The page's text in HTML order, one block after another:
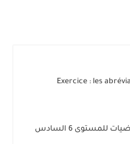
Exercice : les
للمستوى 6 السادس